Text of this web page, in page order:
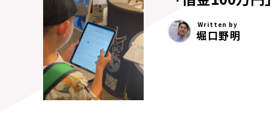
Written by
堀口野明